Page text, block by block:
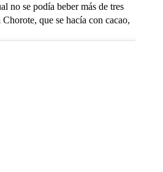
no se podía beber más de tres
que se hacía con cacao,